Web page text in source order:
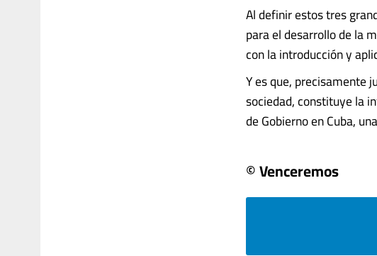
Al definir estos tres
para el desarrollo de la
con la introducción y
Y es que, precisamente
sociedad, constituye la
de Gobierno en Cuba,
© Venceremos